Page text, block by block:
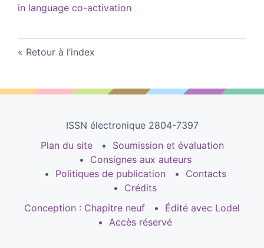
in language co-activation
Retour à l’index
ISSN électronique 2804-7397
Plan du site
Soumission et évaluation
Consignes aux auteurs
Politiques de publication
Contacts
Crédits
Conception : Chapitre neuf
Édité avec Lodel
Accès réservé